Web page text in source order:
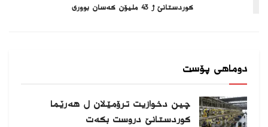
كوردستانێ ژ 43 ملیۆن كه‌سان بوورى
دوماهی پۆست
چین دخوازیت ترۆمێلان ل هەرێما
كوردستانێ دروست بكەت